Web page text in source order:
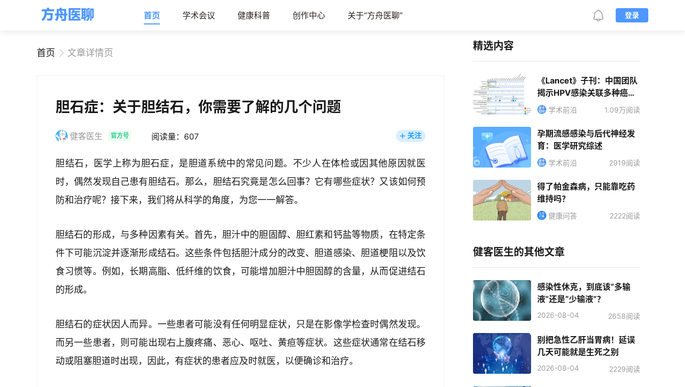
首页 学术会议 健康科普 创作中心 关于“方舟医聊” 登录
首页 文章详情页
胆石症：关于胆结石，你需要了解的几个问题
健客医生 官方号 阅读量：607 关注
胆结石，医学上称为胆石症，是胆道系统中的常见问题。不少人在体检或因其他原因就医
时，偶然发现自己患有胆结石。那么，胆结石究竟是怎么回事？它有哪些症状？又该如何预
防和治疗呢？接下来，我们将从科学的角度，为您一一解答。
胆结石的形成，与多种因素有关。首先，胆汁中的胆固醇、胆红素和钙盐等物质，在特定条
件下可能沉淀并逐渐形成结石。这些条件包括胆汁成分的改变、胆道感染、胆道梗阻以及饮
食习惯等。例如，长期高脂、低纤维的饮食，可能增加胆汁中胆固醇的含量，从而促进结石
的形成。
胆结石的症状因人而异。一些患者可能没有任何明显症状，只是在影像学检查时偶然发现。
而另一些患者，则可能出现右上腹疼痛、恶心、呕吐、黄疸等症状。这些症状通常在结石移
动或阻塞胆道时出现，因此，有症状的患者应及时就医，以便确诊和治疗。
精选内容
《Lancet》子刊：中国团队
揭示HPV感染关联多种癌症
风险学术前沿 1.09万阅读
孕期流感感染与后代神经发
育：医学研究综述
学术前沿 2919阅读
得了帕金森病，只能靠吃药
维持吗？
健康问答 2222阅读
健客医生的其他文章
感染性休克，到底该“多输
液”还是“少输液”？
2026-08-04 2658阅读
别把急性乙肝当胃病！延误
几天可能就是生死之别
2026-08-04 2229阅读